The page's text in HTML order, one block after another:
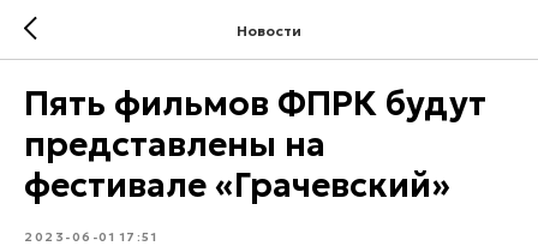
Новости
Пять фильмов ФПРК будут
представлены на
фестивале «Грачевский»
2023-06-01 17:51